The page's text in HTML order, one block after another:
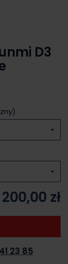
D3
zł
23 85